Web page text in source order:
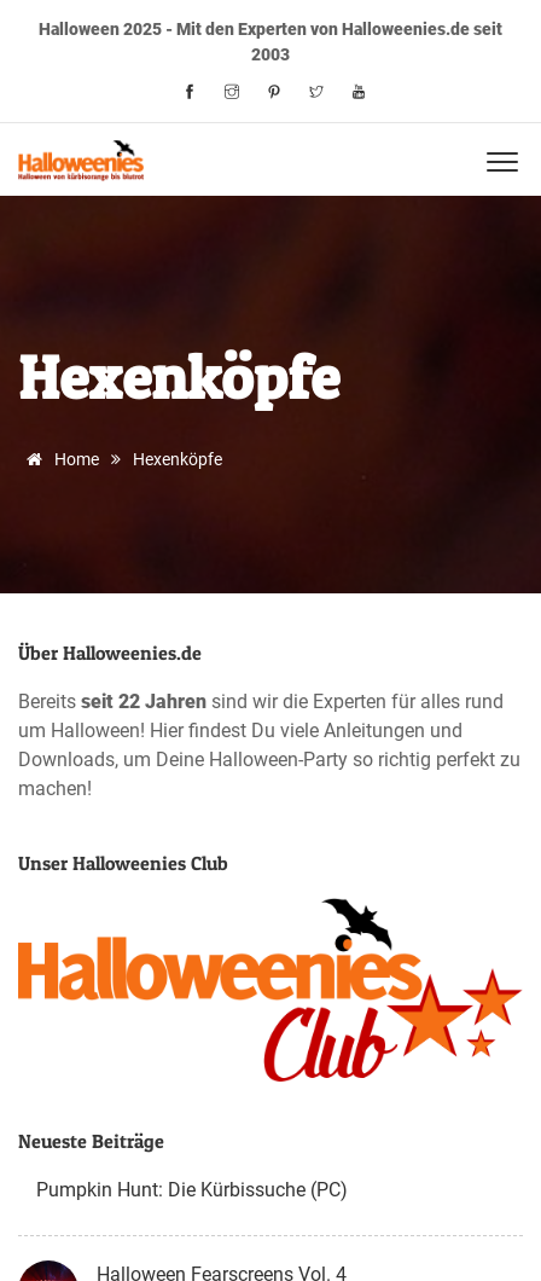
Halloween 2025 - Mit den Experten von Halloweenies.de seit
2003
Hexenköpfe
Home Hexenköpfe
Über Halloweenies.de
Bereits seit 22 Jahren sind wir die Experten für alles rund
um Halloween! Hier findest Du viele Anleitungen und
Downloads, um Deine Halloween-Party so richtig perfekt zu
machen!
Unser Halloweenies Club
Neueste Beiträge
Pumpkin Hunt: Die Kürbissuche (PC)
Halloween Fearscreens Vol. 4